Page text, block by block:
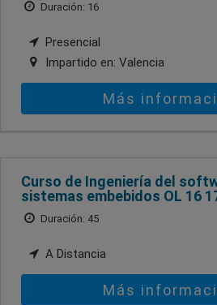
Duración: 16
Presencial
Impartido en: Valencia
Más
Curso de Ingeniería del
sistemas embebidos OL 16
Duración: 45
A Distancia
Más